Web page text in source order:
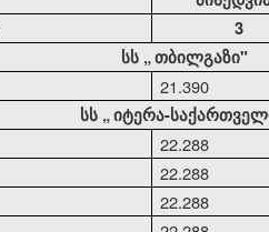
3
სს „თბილგაზი"
21.390
სს „იტერა-
22.288
22.288
22.288